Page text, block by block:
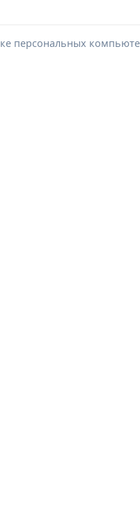
персональных